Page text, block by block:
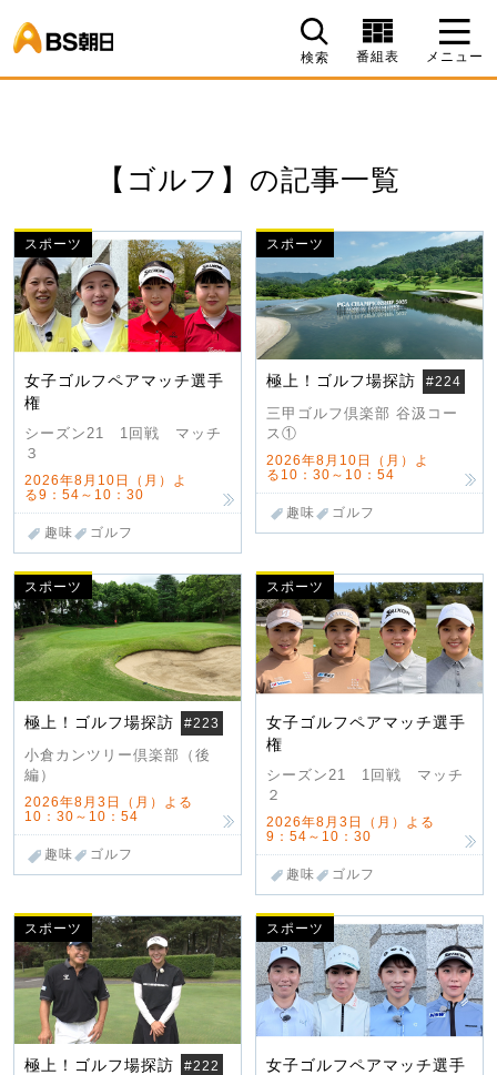
検索 番組表 メニュー
【ゴルフ】の記事一覧
スポーツ
女子ゴルフペアマッチ選手
権
シーズン21 1回戦 マッチ
３
2026年8月10日（月）よ
る9：54～10：30
趣味 ゴルフ
スポーツ
極上！ゴルフ場探訪 #224
三甲ゴルフ倶楽部 谷汲コー
ス①
2026年8月10日（月）よ
る10：30～10：54
趣味 ゴルフ
スポーツ
極上！ゴルフ場探訪 #223
小倉カンツリー倶楽部（後
編）
2026年8月3日（月）よる
10：30～10：54
趣味 ゴルフ
スポーツ
女子ゴルフペアマッチ選手
権
シーズン21 1回戦 マッチ
２
2026年8月3日（月）よる
9：54～10：30
趣味 ゴルフ
スポーツ
極上！ゴルフ場探訪 #222
スポーツ
女子ゴルフペアマッチ選手